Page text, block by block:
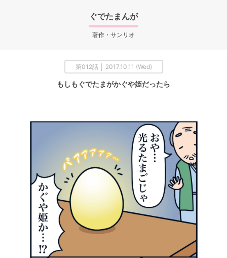
ぐでたまんが
著作・サンリオ
第012話 │ 2017.10.11 (Wed)
もしもぐでたまがかぐや姫だったら